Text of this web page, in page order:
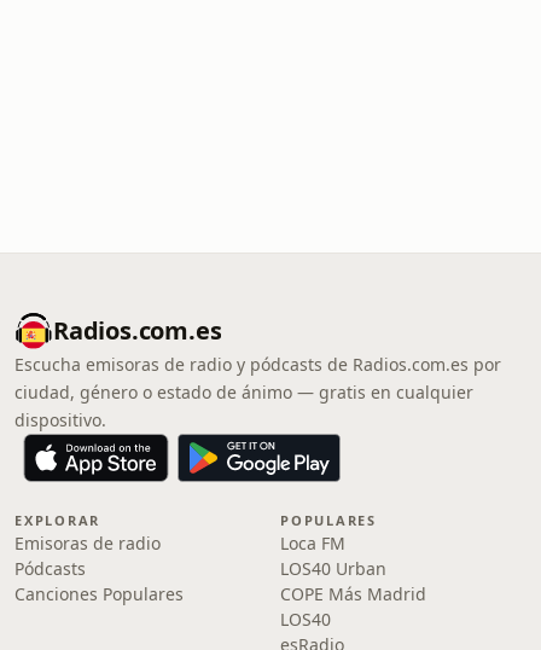
Radios.com.es
Escucha emisoras de radio y pódcasts de Radios.com.es por
ciudad, género o estado de ánimo — gratis en cualquier
dispositivo.
EXPLORAR
Emisoras de radio
Pódcasts
Canciones Populares
POPULARES
Loca FM
LOS40 Urban
COPE Más Madrid
LOS40
esRadio